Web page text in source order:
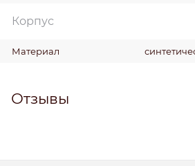
Корпус
Материал
Отзывы